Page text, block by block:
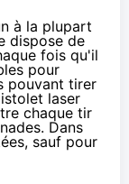
à la plupart
dispose de
fois qu'il
pour
pouvant tirer
laser
chaque tir
Dans
sauf pour